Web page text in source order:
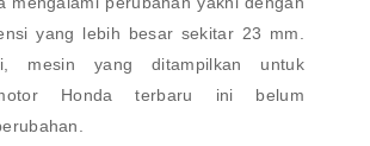
yang lebih besar sekitar 23 mm.
mesin yang ditampilkan untuk
Honda terbaru ini belum